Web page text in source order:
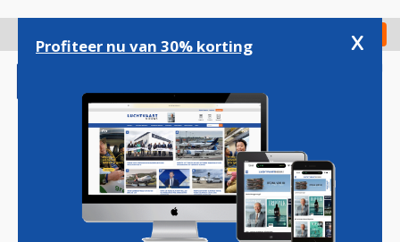
gaan
Check in
Magazine Podcasts Vacatures
Profiteer nu van 30% korting x